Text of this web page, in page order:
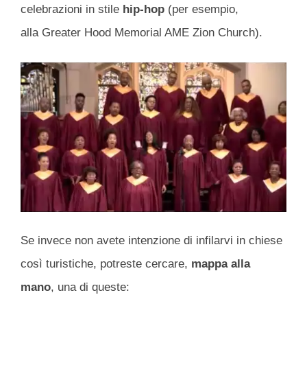
celebrazioni in stile hip-hop (per esempio,
alla Greater Hood Memorial AME Zion Church).
Se invece non avete intenzione di infilarvi in chiese
così turistiche, potreste cercare, mappa alla
mano, una di queste: